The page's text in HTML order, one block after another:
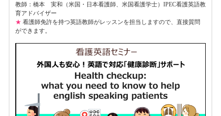
教師：橋本 実和（米国・日本看護師、米国看護学士）IPEC看護英語教
育アドバイザー
★ 看護師免許を持つ英語教師がレッスンを担当しますので、直接質問
ができます。